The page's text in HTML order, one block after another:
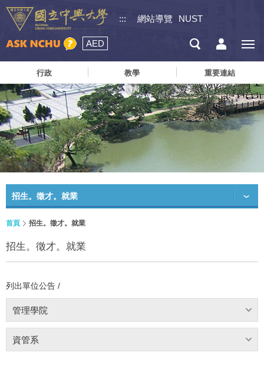
::: 網站導覽 NUST
AED
行政 教學 重要連結
招生。徵才。就業
首頁 招生。徵才。就業
招生。徵才。就業
列出單位公告 /
管理學院
資管系